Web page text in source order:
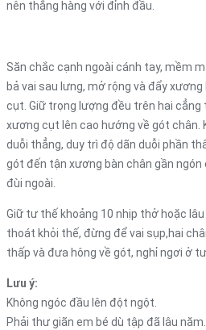
nên thẳng hàng với đỉnh đầu.
Săn chắc cạnh ngoài cánh tay, mềm
bả vai sau lưng, mở rộng và đẩy
cụt. Giữ trọng lượng đều trên hai cẳng
xương cụt lên cao hướng về gót chân.
duỗi thẳng, duy trì độ dãn duỗi phần
gót đến tận xương bàn chân gần ngón
đùi ngoài.
Giữ tư thế khoảng 10 nhịp thở hoặc
thoát khỏi thế, đừng để vai sụp,hai
thấp và đưa hông về gót, nghỉ ngơi ở
Lưu ý:
Không ngóc đầu lên đột ngột.
Phải thư giãn em bé dù tập đã lâu năm.